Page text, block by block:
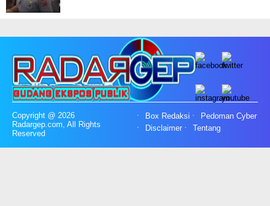
Copyright @ 2026
Radargep.com, All Rights
Reserved
Box Redaksi
Pedoman Cyber
Disclaimer
Tentang